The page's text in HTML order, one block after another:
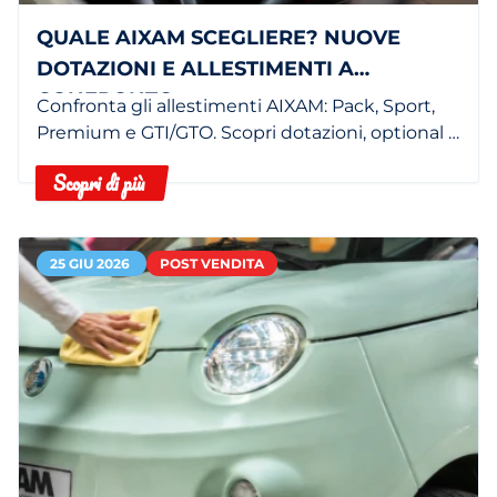
QUALE AIXAM SCEGLIERE? NUOVE
DOTAZIONI E ALLESTIMENTI A
CONFRONTO
Confronta gli allestimenti AIXAM: Pack, Sport,
Premium e GTI/GTO. Scopri dotazioni, optional e
Scopri di più
25 GIU 2026 POST VENDITA